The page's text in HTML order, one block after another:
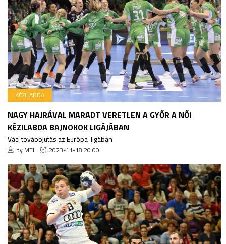
KÉZILABDA
NAGY HAJRÁVAL MARADT VERETLEN A GYŐR A NŐI
KÉZILABDA BAJNOKOK LIGÁJÁBAN
Váci továbbjutás az Európa-ligában
by MTI 2023-11-18 20:00